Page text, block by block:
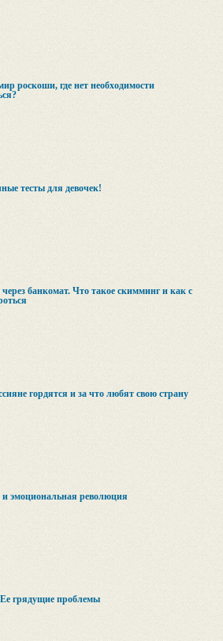
роскоши, где нет необходимости
тесты для девочек!
банкомат. Что такое скимминг и как с
гордятся и за что любят свою страну
и эмоциональная революция
грядущие проблемы